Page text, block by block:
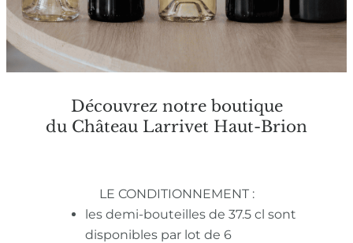
Découvrez notre boutique
du Château Larrivet Haut-Brion
LE CONDITIONNEMENT :
les demi-bouteilles de 37.5 cl sont
disponibles par lot de 6